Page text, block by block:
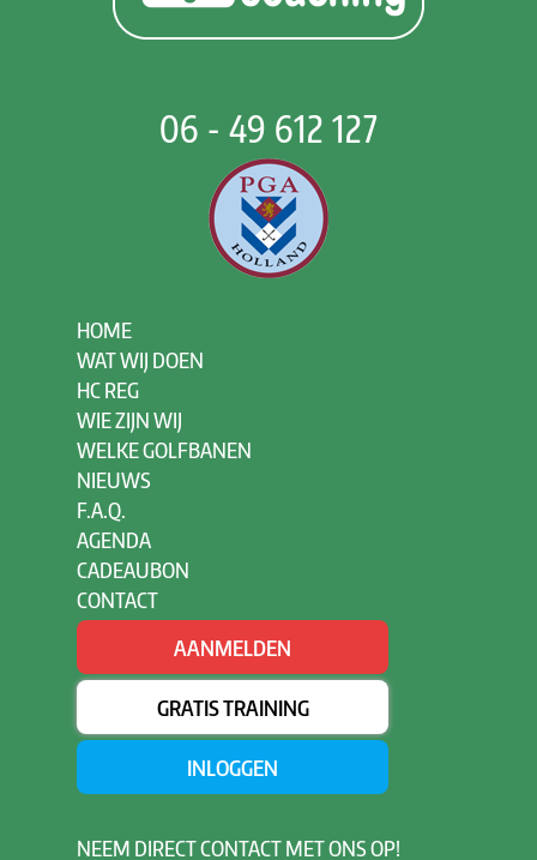
06 - 49 612 127
HOME
WAT WIJ DOEN
HC REG
WIE ZIJN WIJ
WELKE GOLFBANEN
NIEUWS
F.A.Q.
AGENDA
CADEAUBON
CONTACT
AANMELDEN
GRATIS TRAINING
INLOGGEN
NEEM DIRECT CONTACT MET ONS OP!